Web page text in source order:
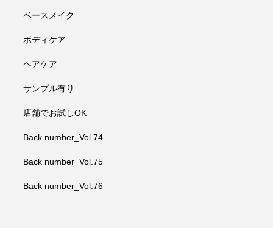
ベースメイク
ボディケア
ヘアケア
サンプル有り
店舗でお試しOK
Back number_Vol.74
Back number_Vol.75
Back number_Vol.76